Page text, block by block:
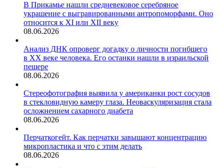
В Прикамье нашли средневековое серебряное
украшение с выгравированными антропоморфами. Оно
относится к XI или XII веку
08.06.2026
Анализ ДНК опроверг догадку о личности погибшего
в XX веке человека. Его останки нашли в израильской
пещере
08.06.2026
Стереофотография выявила у американки рост сосудов
в стекловидную камеру глаза. Неоваскуляризация стала
осложнением сахарного диабета
08.06.2026
Перчаткогейт. Как перчатки завышают концентрацию
микропластика и что с этим делать
08.06.2026